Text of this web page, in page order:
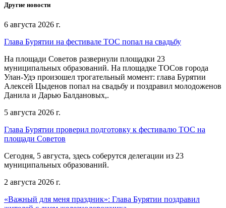
Другие новости
6 августа 2026 г.
Глава Бурятии на фестивале ТОС попал на свадьбу
На площади Советов развернули площадки 23
муниципальных образований. На площадке ТОСов города
Улан-Удэ произошел трогательный момент: глава Бурятии
Алексей Цыденов попал на свадьбу и поздравил молодоженов
Данила и Дарью Балдановых,.
5 августа 2026 г.
Глава Бурятии проверил подготовку к фестивалю ТОС на
площади Советов
Сегодня, 5 августа, здесь соберутся делегации из 23
муниципальных образований.
2 августа 2026 г.
«Важный для меня праздник»: Глава Бурятии поздравил